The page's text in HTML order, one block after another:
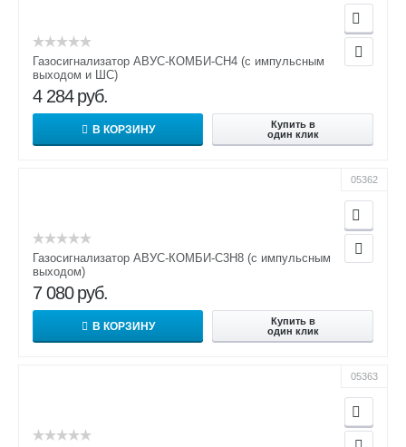
Газосигнализатор АВУС-КОМБИ-СН4 (с импульсным
выходом и ШС)
4 284 руб.
В КОРЗИНУ
Купить в
один клик
05362
Газосигнализатор АВУС-КОМБИ-С3Н8 (с импульсным
выходом)
7 080 руб.
В КОРЗИНУ
Купить в
один клик
05363